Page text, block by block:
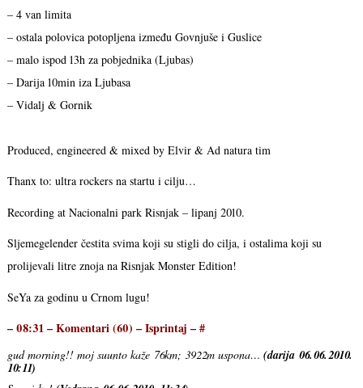
– 4 van limita
– ostala polovica potopljena između Govnjuše i Guslice
– malo ispod 13h za pobjednika (Ljubas)
– Darija 10min iza Ljubasa
– Vidalj & Gornik
Produced, engineered & mixed by Elvir & Ad natura tim
Thanx to: ultra rockers na startu i cilju…
Recording at Nacionalni park Risnjak – lipanj 2010.
Sljemegelender čestita svima koji su stigli do cilja, i ostalima koji su
prolijevali litre znoja na Risnjak Monster Edition!
SeYa za godinu u Crnom lugu!
– 08:31 –Komentari(60) –Isprintaj –#
gud morning!! moj suunto kaže 76km; 3922m uspona… (darija 06.06.2010.
10:11)